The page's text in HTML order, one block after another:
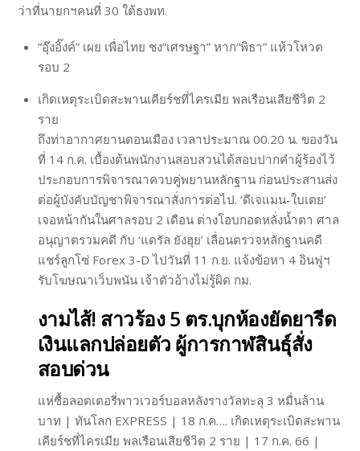
ว่าที่นายกฯคนที่ 30 ใต้ธงพท.
“อุ๊งอิ๊งค์” เผย เพื่อไทย ชง“เศรษฐา” หาก“พิธา” แห้วโหวต
รอบ 2
เกิดเหตุระเบิดสะพานเคียร์ชที่ไครเมีย พลเรือนเสียชีวิต 2
ราย
ถึงท่าอากาศยานดอนเมือง เวลาประมาณ 00.20 น. ของวัน
ที่ 14 ก.ค. เบื้องต้นพนักงานสอบสวนได้สอบปากคำผู้ร้องไว้
ประกอบการพิจารณาควบคู่พยานหลักฐาน ก่อนประสานส่ง
ต่อผู้บังคับบัญชาพิจารณาสั่งการต่อไป. ‘ดีเจแมน-ใบเตย’
เจอหน้ากันในศาลรอบ 2 เดือน ต่างโอบกอดหลั่งน้ำตา ศาล
อนุญาตรวมคดี กับ ‘แดรัล ยังฮุย’ เลื่อนตรวจหลักฐานคดี
แชร์ลูกโซ่ Forex 3-D ไปวันที่ 11 ก.ย. แจ้งข้อหา 4 อินฟูฯ
รับโฆษณาเว็บพนัน เจ้าตัวอ้างไม่รู้ผิด กม.
งามไส้! สาวร้อง 5 ตร.บุกห้องยัดยารีด
เงินแลกปล่อยตัว ผู้การกาฬสินธุ์สั่ง
สอบด่วน
แห่ซื้อลอตเตอรี่พาวเวอร์บอลหลังรางวัลทะลุ 3 หมื่นล้าน
บาท | ทันโลก EXPRESS | 18 ก.ค…. เกิดเหตุระเบิดสะพาน
เคียร์ชที่ไครเมีย พลเรือนเสียชีวิต 2 ราย | 17 ก.ค. 66 |